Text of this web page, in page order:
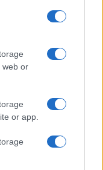
web or
or app.